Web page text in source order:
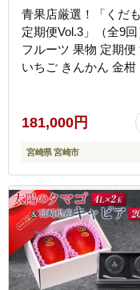
青果店厳選！「くだ
定期便Vol.3」（全9回
フルーツ 果物 定期便
いちご きんかん 金柑
メロン みかん 温州み
津之輝 柑橘 柑橘類
物 青果 グルメ お取り
せ ギフト
181,000円
宮崎県 宮崎市